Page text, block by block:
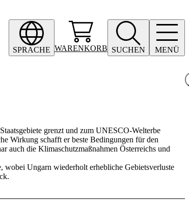
SPRACHE WARENKORB SUCHEN MENÜ
grenzt und zum UNESCO-Welterbe
Wirkung schafft er beste Bedingungen für den
auch die Klimaschutzmaßnahmen Österreichs und
wobei Ungarn wiederholt erhebliche Gebietsverluste